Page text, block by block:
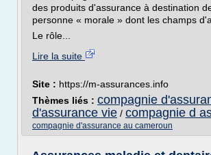
des produits d'assurance à destination
personne « morale » dont les champs
Le rôle...
Lire la suite
Site : https://m-assurances.info
Thèmes liés : compagnie
d'assurance vie / compagnie d
compagnie d'assurance au cameroun